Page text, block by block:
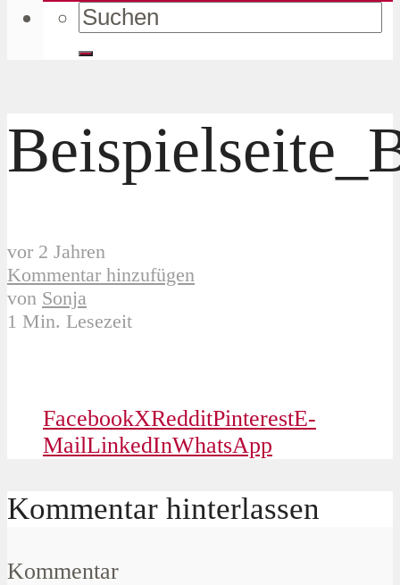
vor 2 Jahren
Kommentar hinzufügen
von Sonja
1 Min. Lesezeit
FacebookXRedditPinterestE-
MailLinkedInWhatsApp
Kommentar hinterlassen
Kommentar